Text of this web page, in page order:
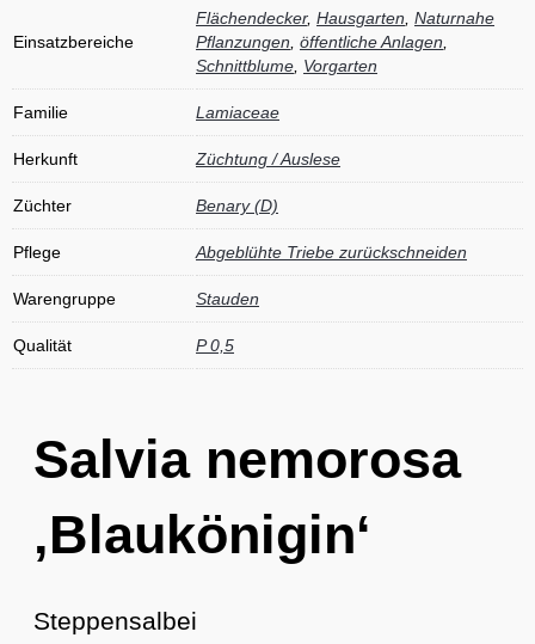
Einsatzbereiche
Flächendecker, Hausgarten, Naturnahe
Pflanzungen, öffentliche Anlagen,
Schnittblume, Vorgarten
Familie Lamiaceae
Herkunft Züchtung / Auslese
Züchter Benary (D)
Pflege Abgeblühte Triebe zurückschneiden
Warengruppe Stauden
Qualität P 0,5
Salvia nemorosa
‚Blaukönigin‘
Steppensalbei